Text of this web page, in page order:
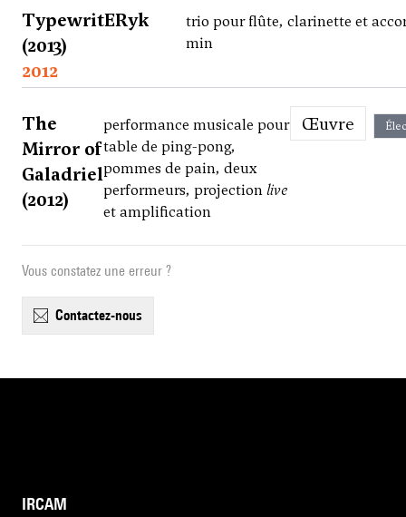
TypewritERyk
(2013)
trio pour flûte, clarinette et
min
2012
The
Mirror of
Galadriel
(2012)
performance musicale pour
table de ping-pong,
pommes de pain, deux
performeurs, projectionlive
et amplification
Œuvre
Vous constatez une erreur ?
contactez-nous
IRCAM